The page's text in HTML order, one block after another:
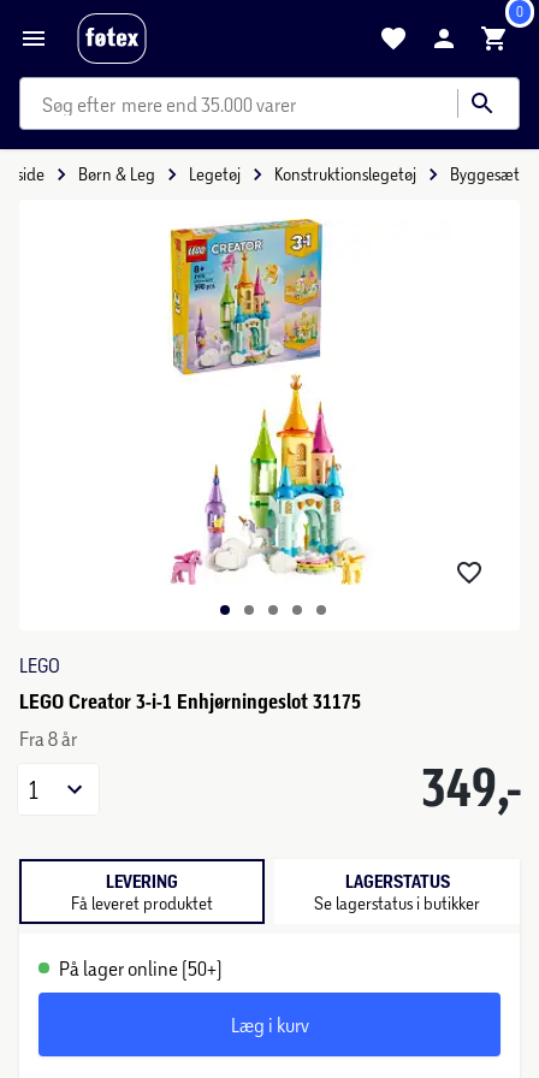
0
mere end 35.000 varer
Børn & Leg Legetøj Konstruktionslegetøj Byggesæt
LEGO
LEGO Creator 3-i-1 Enhjørningeslot 31175
Fra 8 år
349,-
1
LEVERING
Få leveret produktet
LAGERSTATUS
Se lagerstatus i butikker
På lager online (50+)
Læg i kurv